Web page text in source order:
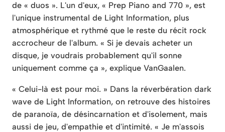
de « duos ». L'un d'eux, « Prep Piano and 770 », est
l'unique instrumental de Light Information, plus
atmosphérique et rythmé que le reste du récit rock
accrocheur de l'album. « Si je devais acheter un
disque, je voudrais probablement qu'il sonne
uniquement comme ça », explique VanGaalen.
« Celui-là est pour moi. » Dans la réverbération dark
wave de Light Information, on retrouve des histoires
de paranoïa, de désincarnation et d'isolement, mais
aussi de jeu, d'empathie et d'intimité. « Je m'assois